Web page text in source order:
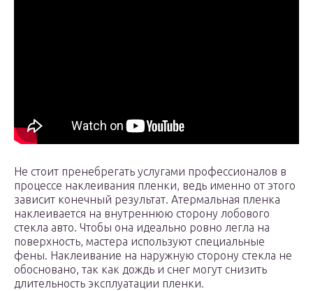
Не стоит пренебрегать услугами профессионалов в
процессе наклеивания пленки, ведь именно от этого
зависит конечный результат. Атермальная пленка
наклеивается на внутреннюю сторону лобового
стекла авто. Чтобы она идеально ровно легла на
поверхность, мастера используют специальные
фены. Наклеивание на наружную сторону стекла не
обосновано, так как дождь и снег могут снизить
длительность эксплуатации пленки.